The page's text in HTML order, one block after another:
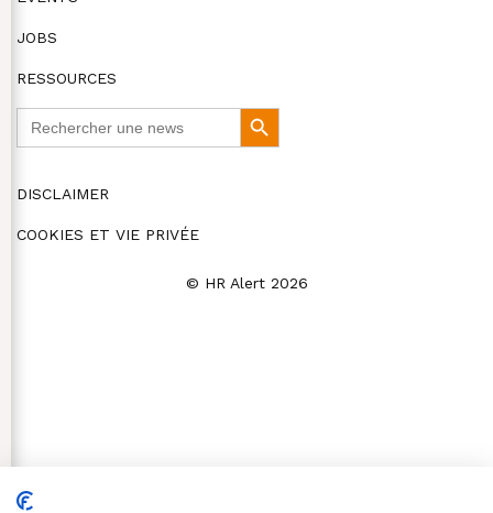
JOBS
RESSOURCES
Search
Button
DISCLAIMER
COOKIES ET VIE PRIVÉE
© HR Alert 2026